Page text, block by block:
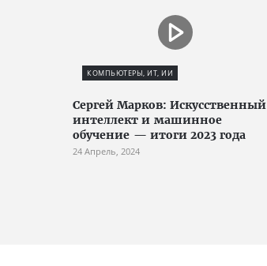
КОМПЬЮТЕРЫ, ИТ, ИИ
Сергей Марков: Искусственный
интеллект и машинное
обучение — итоги 2023 года
24 Апрель, 2024